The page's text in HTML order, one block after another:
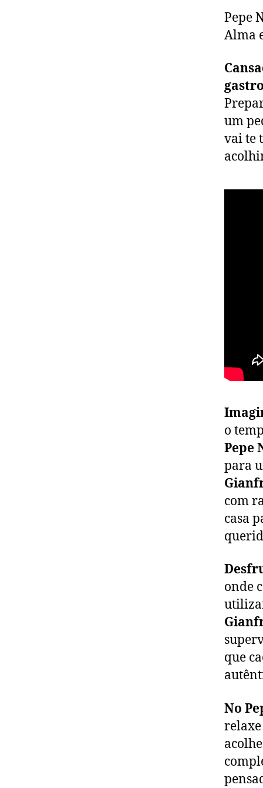
Pepe
Alma
um
vai te
o
Pepe
para
com
casa
onde
que
No